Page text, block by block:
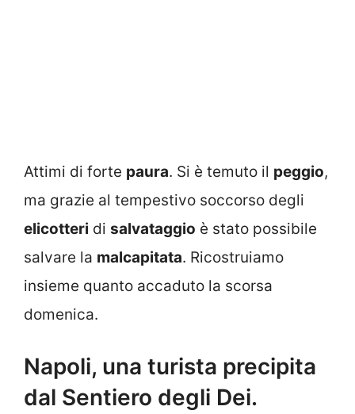
Attimi di forte paura. Si è temuto il peggio,
ma grazie al tempestivo soccorso degli
elicotteri di salvataggio è stato possibile
salvare la malcapitata. Ricostruiamo
insieme quanto accaduto la scorsa
domenica.
Napoli, una turista precipita
dal Sentiero degli Dei.